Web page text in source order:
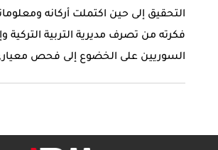
التحقيق إلى حين اكتملت أركانه
فكرته من تصرف مديرية التربية التركية
السوريين على الخضوع إلى فحص